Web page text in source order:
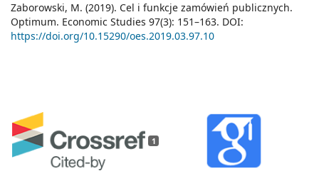
1
Zaborowski, M. (2019). Cel i funkcje zamówień publicznych.
Optimum. Economic Studies 97(3): 151–163. DOI:
https://doi.org/10.15290/oes.2019.03.97.10